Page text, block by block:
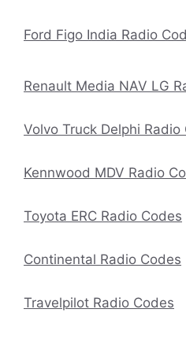
Ford Figo India Radio
Renault Media NAV LG
Volvo Truck Delphi Radio
Kennwood MDV Radio
Toyota ERC Radio Codes
Continental Radio Codes
Travelpilot Radio Codes